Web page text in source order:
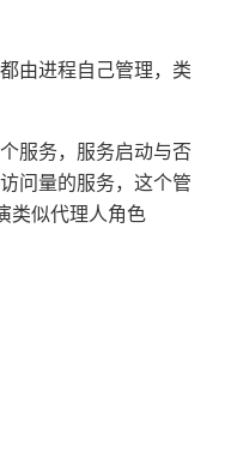
由进程自己管理，类
服务，服务启动与否
问量的服务，这个管
类似代理人角色